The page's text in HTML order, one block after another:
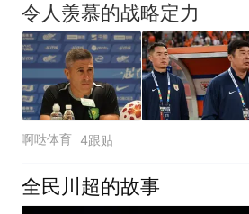
令人羡慕的战略定力
啊哒体育 4跟贴
全民川超的故事